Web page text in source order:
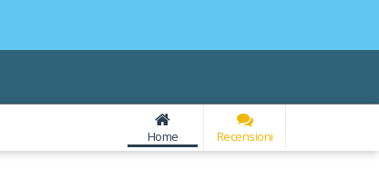
Home Recensioni